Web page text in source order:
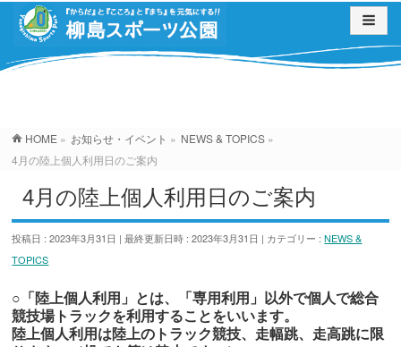
HOME » お知らせ・イベント » NEWS & TOPICS »
4月の陸上個人利用日のご案内
4月の陸上個人利用日のご案内
投稿日 : 2023年3月31日 最終更新日時 : 2023年3月31日 カテゴリー :NEWS &
TOPICS
○「陸上個人利用」とは、「専用利用」以外で個人で総合
競技場トラックを利用することをいいます。
陸上個人利用は陸上のトラック競技、走幅跳、走高跳に限